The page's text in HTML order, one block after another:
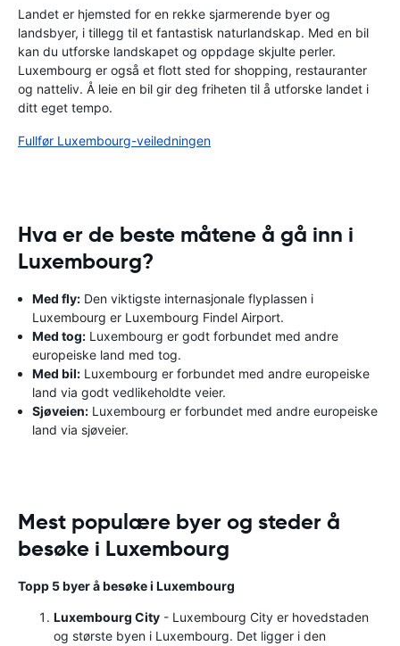
Landet er hjemsted for en rekke sjarmerende byer og
landsbyer, i tillegg til et fantastisk naturlandskap. Med en bil
kan du utforske landskapet og oppdage skjulte perler.
Luxembourg er også et flott sted for shopping, restauranter
og natteliv. Å leie en bil gir deg friheten til å utforske landet i
ditt eget tempo.
Fullfør Luxembourg-veiledningen
Hva er de beste måtene å gå inn i
Luxembourg?
Med fly: Den viktigste internasjonale flyplassen i
Luxembourg er Luxembourg Findel Airport.
Med tog: Luxembourg er godt forbundet med andre
europeiske land med tog.
Med bil: Luxembourg er forbundet med andre europeiske
land via godt vedlikeholdte veier.
Sjøveien: Luxembourg er forbundet med andre europeiske
land via sjøveier.
Mest populære byer og steder å
besøke i Luxembourg
Topp 5 byer å besøke i Luxembourg
Luxembourg City - Luxembourg City er hovedstaden
og største byen i Luxembourg. Det ligger i den